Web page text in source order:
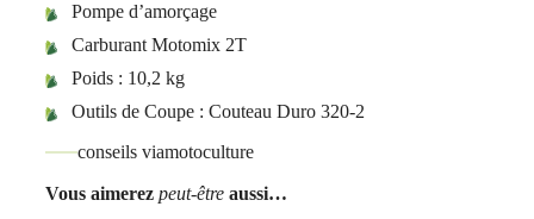
Pompe d’amorçage
Carburant Motomix 2T
Poids : 10,2 kg
Outils de Coupe : Couteau Duro 320-2
conseils viamotoculture
Vous aimerez peut-être aussi…